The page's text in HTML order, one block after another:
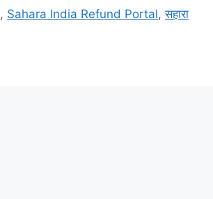
, Sahara India Refund Portal,सहारा